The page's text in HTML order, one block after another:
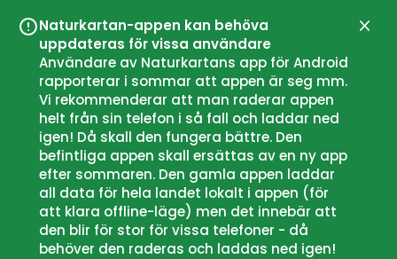
Naturkartan-appen kan behöva
uppdateras för vissa användare
Användare av Naturkartans app för Android
rapporterar i sommar att appen är seg mm.
Vi rekommenderar att man raderar appen
helt från sin telefon i så fall och laddar ned
igen! Då skall den fungera bättre. Den
befintliga appen skall ersättas av en ny app
efter sommaren. Den gamla appen laddar
all data för hela landet lokalt i appen (för
att klara offline-läge) men det innebär att
den blir för stor för vissa telefoner - då
behöver den raderas och laddas ned igen!